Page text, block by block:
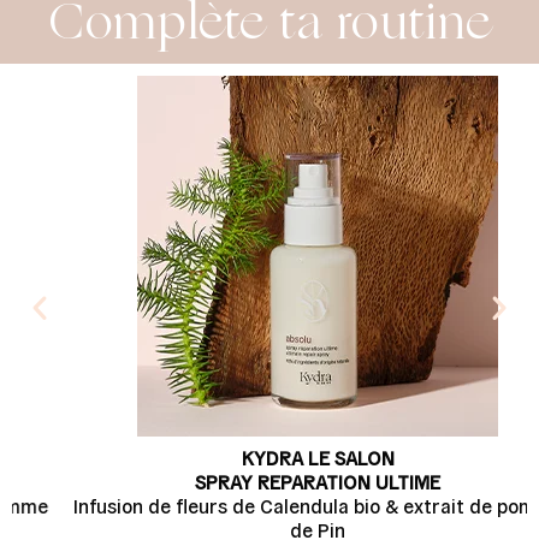
Complète ta routine
KYDRA LE SALON
SPRAY REPARATION ULTIME
Infusion de fleurs de Calendula bio & extrait de pomme
de Pin